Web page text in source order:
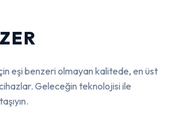
eşi benzeri olmayan kalitede, en üst
Geleceğin teknolojisi ile